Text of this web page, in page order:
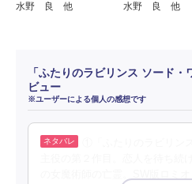
水野 良 他
水野 良 他
「ふたりのラビリンス ソード
ビュー
※ユーザーによる個人の感想です